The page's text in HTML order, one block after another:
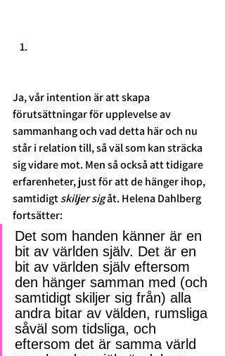
Ja, vår intention är att skapa
förutsättningar för upplevelse av
sammanhang och vad detta här och nu
står i relation till, så väl som kan sträcka
sig vidare mot. Men så också att tidigare
erfarenheter, just för att de hänger ihop,
samtidigt skiljer sig åt. Helena Dahlberg
fortsätter:
Det som handen känner är en
bit av världen själv. Det är en
bit av världen själv eftersom
den hänger samman med (och
samtidigt skiljer sig från) alla
andra bitar av välden, rumsliga
såväl som tidsliga, och
eftersom det är samma värld